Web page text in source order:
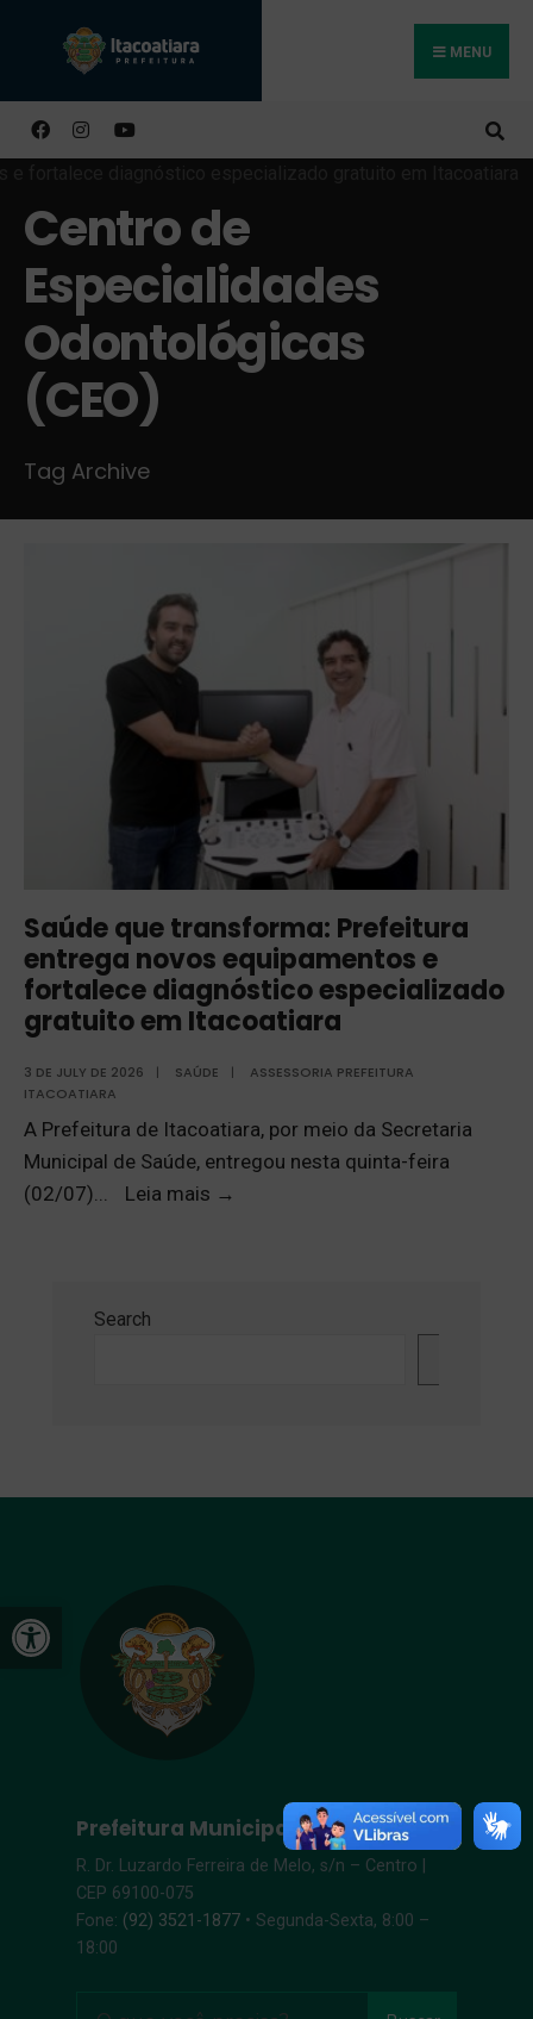
Open toolbar
MENU
Centro de
Especialidades
Odontológicas
(CEO)
Tag Archive
Saúde que transforma: Prefeitura
entrega novos equipamentos e
fortalece diagnóstico especializado
gratuito em Itacoatiara
3 DE JULY DE 2026 | SAÚDE |
ASSESSORIA PREFEITURA
ITACOATIARA
A Prefeitura de Itacoatiara, por meio da Secretaria
Municipal de Saúde, entregou nesta quinta-feira
(02/07)... Leia mais →
Search
Prefeitura Municipal de Itacoatiara
R. Dr. Luzardo Ferreira de Melo, s/n – Centro |
CEP 69100-075
Fone: (92) 3521-1877 • Segunda-Sexta, 8:00 –
18:00
Buscar